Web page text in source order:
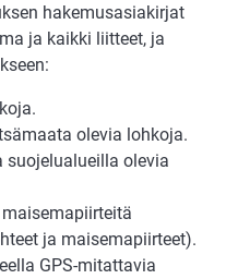
hakemusasiakirjat
ja kaikki liitteet, ja
olevia lohkoja.
suojelualueilla olevia
ja maisemapiirteet).
GPS-mitattavia